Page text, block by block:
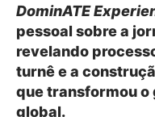
DominATE
pessoal sobre a
revelando
turnê e a
que transformou o
global.